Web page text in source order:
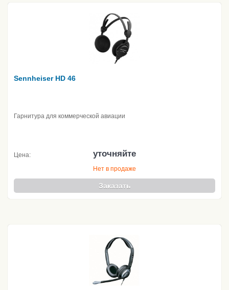
Sennheiser HD 46
Гарнитура для коммерческой авиации
Цена: уточняйте
Нет в продаже
Заказать